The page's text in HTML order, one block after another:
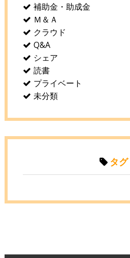
補助金・助成金
Ｍ＆Ａ
クラウド
Q&A
シェア
読書
プライベート
未分類
タグ